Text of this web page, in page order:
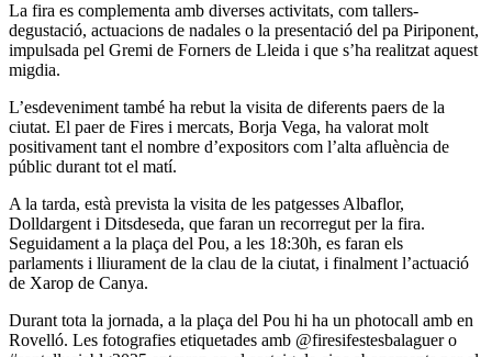
La fira es complementa amb diverses activitats, com tallers-
degustació, actuacions de nadales o la presentació del pa Piriponent,
impulsada pel Gremi de Forners de Lleida i que s’ha realitzat aquest
migdia.
L’esdeveniment també ha rebut la visita de diferents paers de la
ciutat. El paer de Fires i mercats, Borja Vega, ha valorat molt
positivament tant el nombre d’expositors com l’alta afluència de
públic durant tot el matí.
A la tarda, està prevista la visita de les patgesses Albaflor,
Dolldargent i Ditsdeseda, que faran un recorregut per la fira.
Seguidament a la plaça del Pou, a les 18:30h, es faran els
parlaments i lliurament de la clau de la ciutat, i finalment l’actuació
de Xarop de Canya.
Durant tota la jornada, a la plaça del Pou hi ha un photocall amb en
Rovelló. Les fotografies etiquetades amb @firesifestesbalaguer o